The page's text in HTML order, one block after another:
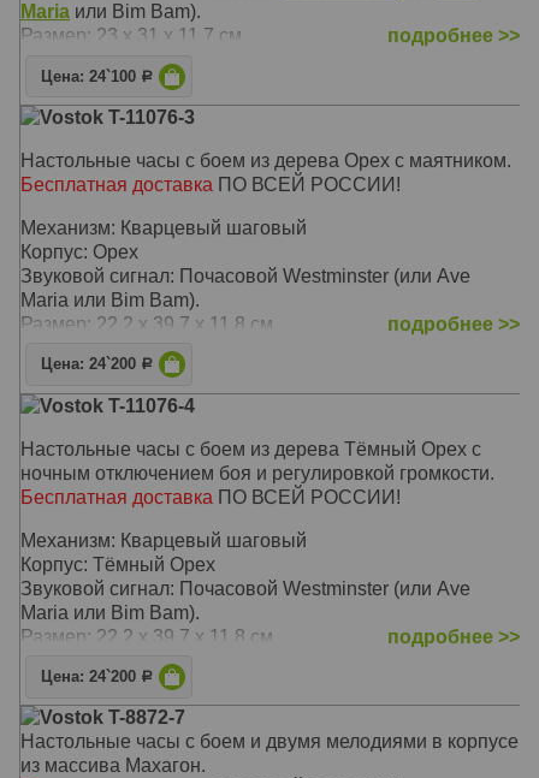
Maria или Bim Bam).
Размер: 23 х 31 x 11,7 см
подробнее >>
Цена: 24`100 Р
Vostok T-11076-3
Настольные часы с боем из дерева Орех с маятником.
Бесплатная доставка ПО ВСЕЙ РОССИИ!
Механизм: Кварцевый шаговый
Корпус: Орех
Звуковой сигнал: Почасовой Westminster (или Ave
Maria или Bim Bam).
Размер: 22,2 x 39,7 x 11,8 см
подробнее >>
Цена: 24`200 Р
Vostok T-11076-4
Настольные часы с боем из дерева Тёмный Орех с
ночным отключением боя и регулировкой громкости.
Бесплатная доставка ПО ВСЕЙ РОССИИ!
Механизм: Кварцевый шаговый
Корпус: Тёмный Орех
Звуковой сигнал: Почасовой Westminster (или Ave
Maria или Bim Bam).
Размер: 22,2 x 39,7 x 11,8 см
подробнее >>
Цена: 24`200 Р
Vostok T-8872-7
Настольные часы с боем и двумя мелодиями в корпусе
из массива Махагон.